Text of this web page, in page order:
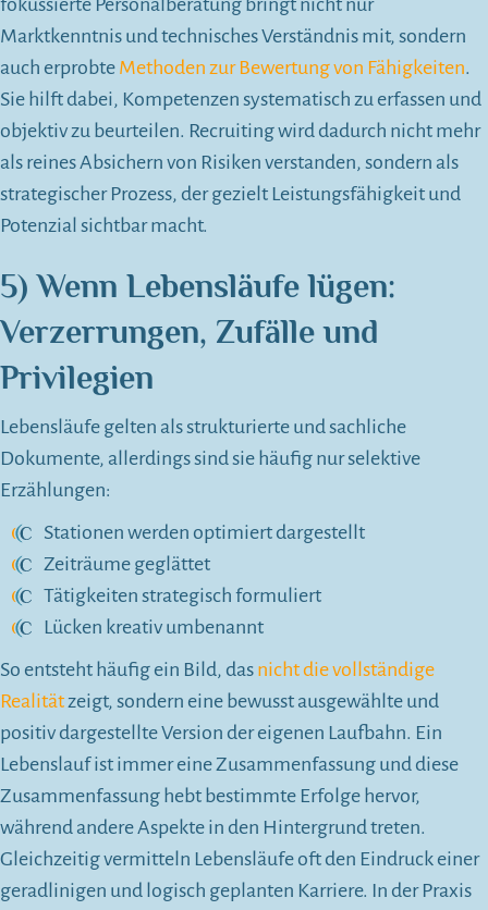
fokussierte Personalberatung bringt nicht nur
Marktkenntnis und technisches Verständnis mit, sondern
auch erprobte Methoden zur Bewertung von Fähigkeiten.
Sie hilft dabei, Kompetenzen systematisch zu erfassen und
objektiv zu beurteilen. Recruiting wird dadurch nicht mehr
als reines Absichern von Risiken verstanden, sondern als
strategischer Prozess, der gezielt Leistungsfähigkeit und
Potenzial sichtbar macht.
5) Wenn Lebensläufe lügen:
Verzerrungen, Zufälle und
Privilegien
Lebensläufe gelten als strukturierte und sachliche
Dokumente, allerdings sind sie häufig nur selektive
Erzählungen:
Stationen werden optimiert dargestellt
Zeiträume geglättet
Tätigkeiten strategisch formuliert
Lücken kreativ umbenannt
So entsteht häufig ein Bild, das nicht die vollständige
Realitätzeigt, sondern eine bewusst ausgewählte und
positiv dargestellte Version der eigenen Laufbahn. Ein
Lebenslauf ist immer eine Zusammenfassung und diese
Zusammenfassung hebt bestimmte Erfolge hervor,
während andere Aspekte in den Hintergrund treten.
Gleichzeitig vermitteln Lebensläufe oft den Eindruck einer
geradlinigen und logisch geplanten Karriere. In der Praxis